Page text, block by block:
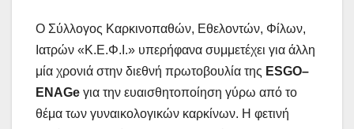
Ο Σύλλογος Καρκινοπαθών, Εθελοντών, Φίλων,
Ιατρών «Κ.Ε.Φ.Ι.» υπερήφανα συμμετέχει για άλλη
μία χρονιά στην διεθνή πρωτοβουλία της ESGO–
ENAGe για την ευαισθητοποίηση γύρω από το
θέμα των γυναικολογικών καρκίνων. Η φετινή